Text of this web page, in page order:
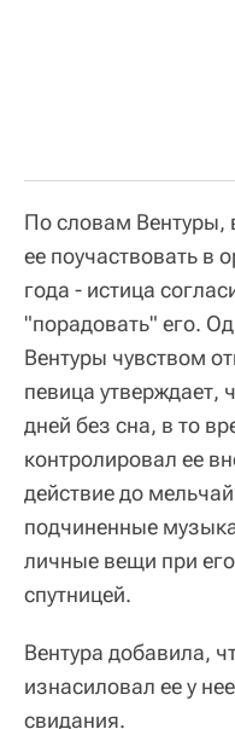
По словам Вентуры,
ее поучаствовать в
года - истица
"порадовать" его.
Вентуры чувством
певица утверждает,
дней без сна, в то
контролировал ее
действие до
подчиненные
личные вещи при
спутницей.
Вентура добавила,
изнасиловал ее у
свидания.